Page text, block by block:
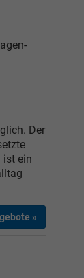
Der
ist ein
»